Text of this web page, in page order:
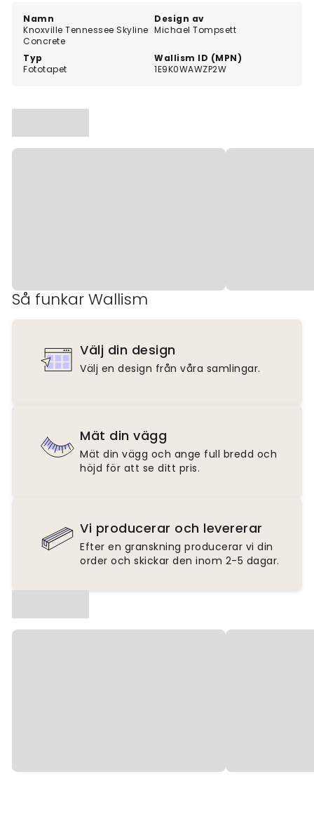
Namn
Knoxville Tennessee Skyline
Concrete
Design av
Michael Tompsett
Typ
Fototapet
Wallism ID (MPN)
1E9K0WAWZP2W
närvaro.
Så funkar Wallism
Välj din design
Välj en design från våra samlingar.
Mät din vägg
Mät din vägg och ange full bredd och
höjd för att se ditt pris.
Vi producerar och levererar
Efter en granskning producerar vi din
order och skickar den inom 2-5 dagar.